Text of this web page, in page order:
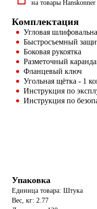
на товары Hanskonner
Комплектация
Угловая
Быстросъемный
Боковая рукоятка
Разметочный
Фланцевый ключ
Угольная щётка - 1
Инструкция по
Инструкция по
Упаковка
Единица товара: Штука
Вес, кг: 2.77